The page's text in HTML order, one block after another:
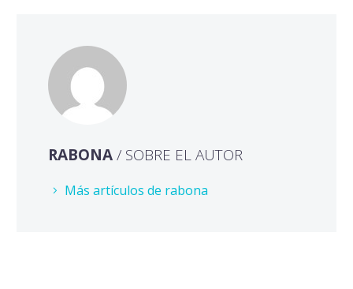
RABONA/ SOBRE EL AUTOR
Más artículos de rabona